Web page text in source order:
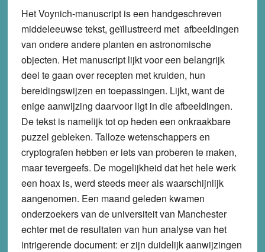
Het Voynich-manuscript is een handgeschreven
middeleeuwse tekst, geïllustreerd met afbeeldingen
van ondere andere planten en astronomische
objecten. Het manuscript lijkt voor een belangrijk
deel te gaan over recepten met kruiden, hun
bereidingswijzen en toepassingen. Lijkt, want de
enige aanwijzing daarvoor ligt in die afbeeldingen.
De tekst is namelijk tot op heden een onkraakbare
puzzel gebleken. Talloze wetenschappers en
cryptografen hebben er iets van proberen te maken,
maar tevergeefs. De mogelijkheid dat het hele werk
een hoax is, werd steeds meer als waarschijnlijk
aangenomen. Een maand geleden kwamen
onderzoekers van de universiteit van Manchester
echter met de resultaten van hun analyse van het
intrigerende document: er zijn duidelijk aanwijzingen